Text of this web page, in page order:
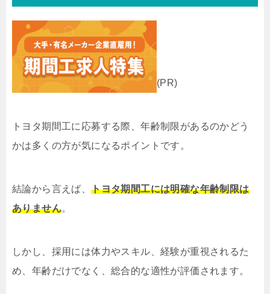
(PR)
トヨタ期間工に応募する際、年齢制限があるのかどう
かは多くの方が気になるポイントです。
結論から言えば、トヨタ期間工には明確な年齢制限は
ありません。
しかし、採用には体力やスキル、経験が重視されるた
め、年齢だけでなく、総合的な適性が評価されます。